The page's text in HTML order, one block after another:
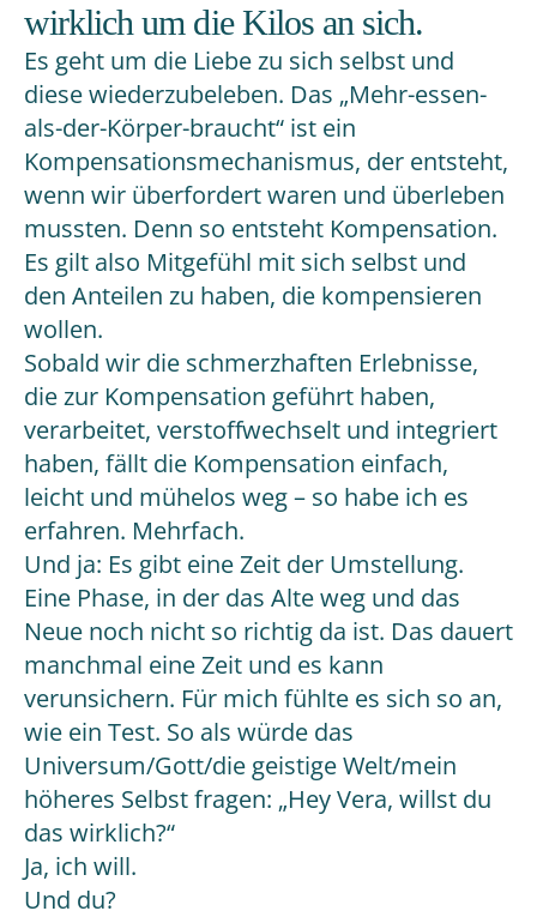
wirklich um die Kilos an sich.
Es geht um die Liebe zu sich selbst und
diese wiederzubeleben. Das „Mehr-essen-
als-der-Körper-braucht“ ist ein
Kompensationsmechanismus, der entsteht,
wenn wir überfordert waren und überleben
mussten. Denn so entsteht Kompensation.
Es gilt also Mitgefühl mit sich selbst und
den Anteilen zu haben, die kompensieren
wollen.
Sobald wir die schmerzhaften Erlebnisse,
die zur Kompensation geführt haben,
verarbeitet, verstoffwechselt und integriert
haben, fällt die Kompensation einfach,
leicht und mühelos weg – so habe ich es
erfahren. Mehrfach.
Und ja: Es gibt eine Zeit der Umstellung.
Eine Phase, in der das Alte weg und das
Neue noch nicht so richtig da ist. Das dauert
manchmal eine Zeit und es kann
verunsichern. Für mich fühlte es sich so an,
wie ein Test. So als würde das
Universum/Gott/die geistige Welt/mein
höheres Selbst fragen: „Hey Vera, willst du
das wirklich?“
Ja, ich will.
Und du?